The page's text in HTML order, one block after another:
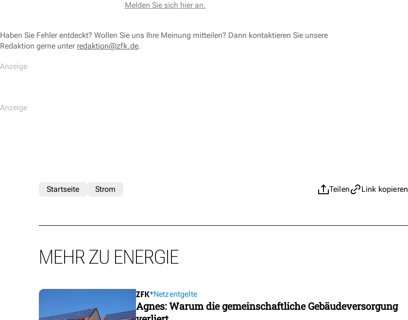
Melden Sie sich hier an.
Haben Sie Fehler entdeckt? Wollen Sie uns Ihre Meinung mitteilen? Dann kontaktieren Sie unsere
Redaktion gerne unter redaktion@zfk.de.
Teilen Link kopieren
Startseite Strom
MEHR ZU ENERGIE
Netzentgelte
Agnes: Warum die gemeinschaftliche Gebäudeversorgung